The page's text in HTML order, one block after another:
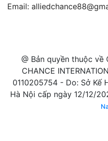
Email:
@ Bản quyền thuộc về
CHANCE
0110205754 - Do: Sở Kế
Hà Nội cấp ngày 12/12/